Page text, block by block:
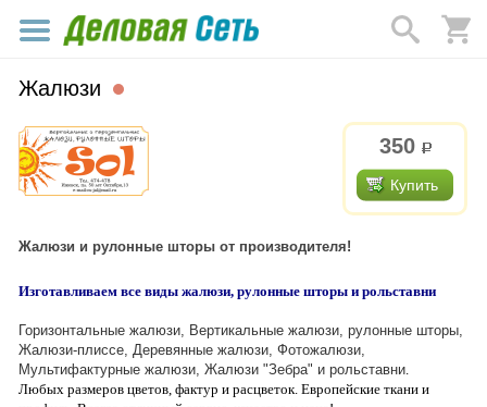
Жалюзи
350 р.
Купить
Жалюзи и рулонные шторы от производителя!
Изготавливаем все виды жалюзи, рулонные шторы и рольставни
Горизонтальные жалюзи, Вертикальные жалюзи, рулонные шторы,
Жалюзи-плиссе, Деревянные жалюзи, Фотожалюзи,
Мультифактурные жалюзи, Жалюзи "Зебра" и рольставни.
Любых размеров цветов, фактур и расцветок. Европейские ткани и